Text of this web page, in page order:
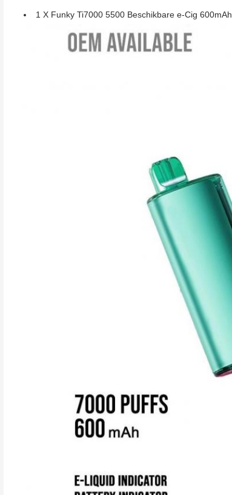
1 X Funky Ti7000 5500 Beschikbare e-Cig 600mAh